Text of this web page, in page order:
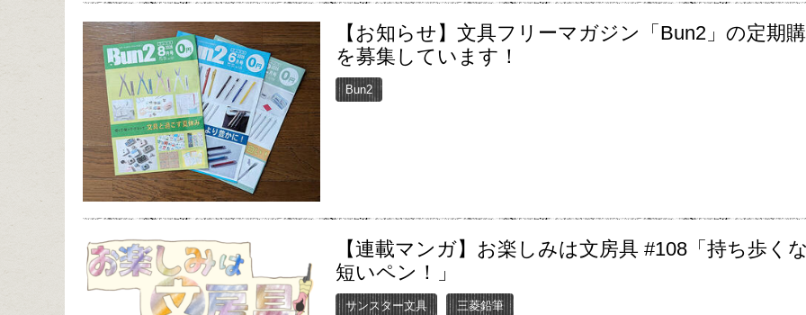
【お知らせ】文具フリーマガジン「Bun2」の定期
を募集しています！
Bun2
【連載マンガ】お楽しみは文房具 #108「持ち歩く
短いペン！」
サンスター文具 三菱鉛筆